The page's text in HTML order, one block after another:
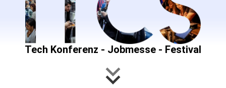
Tech Konferenz - Jobmesse - Festival